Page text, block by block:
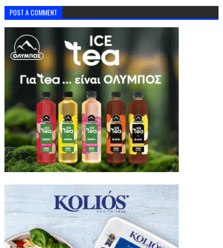
POST A COMMENT